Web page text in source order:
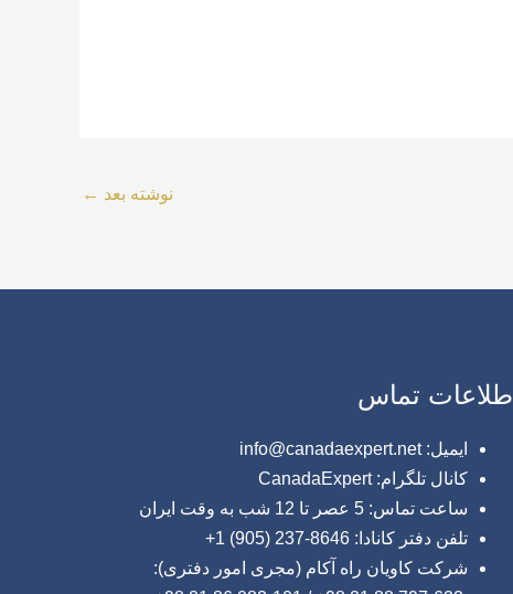
نوشته بعد ←
اطلاعات تماس
ایمیل: info@canadaexpert.net
کانال تلگرام: CanadaExpert
ساعت تماس: 5 عصر تا 12 شب به وقت ایران
تلفن دفتر کانادا: 8646-237 (905) 1+
شرکت کاویان راه آکام (مجری امور دفتری):